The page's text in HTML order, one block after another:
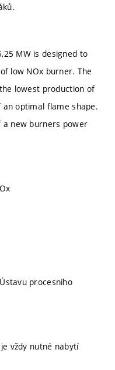
MW is designed to
low NOx burner. The
lowest production of
optimal flame shape.
new burners power
procesního
vždy nutné nabytí